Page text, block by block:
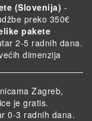
(Slovenija) -
preko 350€
pakete
2-5 radnih dana.
dimenzija
Zagreb,
je gratis.
0-3 radnih dana.